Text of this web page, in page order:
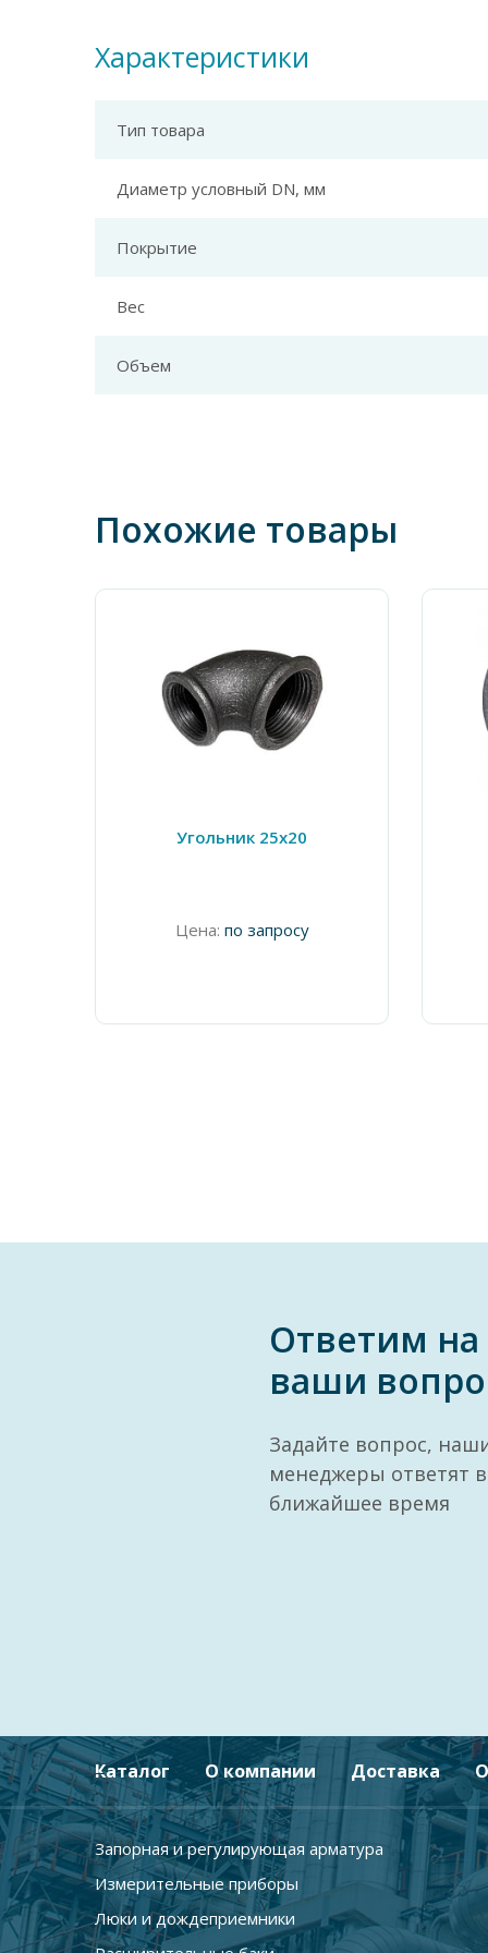
Характеристики
Тип товара
Диаметр условный DN, мм
Покрытие
Вес
Объем
Похожие товары
Угольник 25х20
Цена: по запросу
Ответим на
ваши
Задайте вопрос,
менеджеры ответят
ближайшее время
Каталог О компании Доставка
Запорная и регулирующая арматура
Измерительные приборы
Люки и дождеприемники